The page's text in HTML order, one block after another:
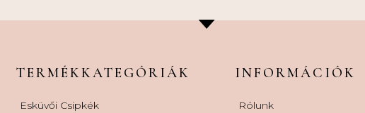
TERMÉKKATEGÓRIÁK
Esküvői Csipkék
INFORMÁCIÓK
Rólunk